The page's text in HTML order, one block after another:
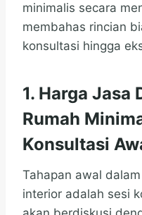
minimalis secara
membahas rincian
konsultasi hingga
1. Harga Jasa
Rumah
Konsultasi
Tahapan awal
interior adalah sesi